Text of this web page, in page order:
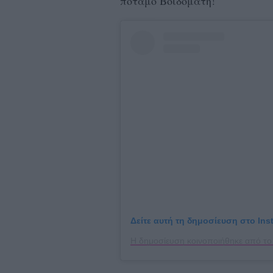
Δείτε αυτή τη δημοσίευση στο